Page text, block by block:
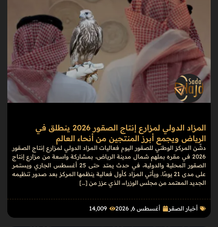
المزاد الدولي لمزارع إنتاج الصقور 2026 ينطلق في
الرياض ويجمع أبرز المنتجين من أنحاء العالم
دشّن المركز الوطني للصقور اليوم فعاليات المزاد الدولي لمزارع إنتاج الصقور
2026 في مقره بملهم شمال مدينة الرياض، بمشاركة واسعة من مزارع إنتاج
الصقور المحلية والدولية، في حدث يمتد حتى 25 أغسطس الجاري ويستمر
على مدى 21 يومًا. ويأتي المزاد كأول فعالية ينظمها المركز بعد صدور تنظيمه
الجديد المعتمد من مجلس الوزراء، الذي عزز من […]
أخبار الصقر أغسطس 6, 2026 14٬009